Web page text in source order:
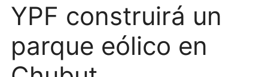
YPF construirá un
parque eólico en